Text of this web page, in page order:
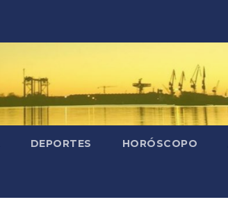
DEPORTES HORÓSCOPO